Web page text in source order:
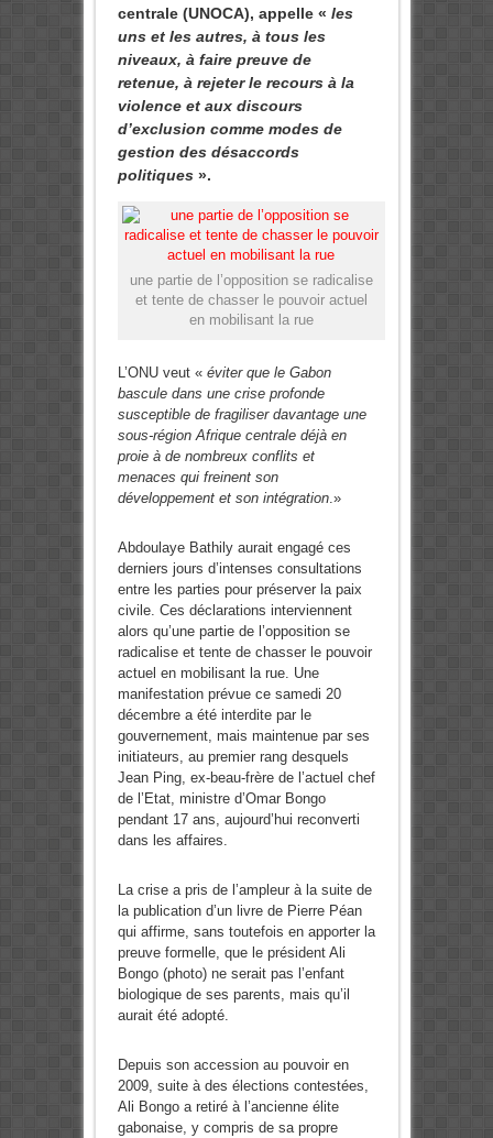
centrale (UNOCA), appelle « les
uns et les autres, à tous les
niveaux, à faire preuve de
retenue, à rejeter le recours à la
violence et aux discours
d’exclusion comme modes de
gestion des désaccords
politiques ».
une partie de l’opposition se radicalise
et tente de chasser le pouvoir actuel
en mobilisant la rue
L’ONU veut « éviter que le Gabon
bascule dans une crise profonde
susceptible de fragiliser davantage une
sous-région Afrique centrale déjà en
proie à de nombreux conflits et
menaces qui freinent son
développement et son intégration.»
Abdoulaye Bathily aurait engagé ces
derniers jours d’intenses consultations
entre les parties pour préserver la paix
civile. Ces déclarations interviennent
alors qu’une partie de l’opposition se
radicalise et tente de chasser le pouvoir
actuel en mobilisant la rue. Une
manifestation prévue ce samedi 20
décembre a été interdite par le
gouvernement, mais maintenue par ses
initiateurs, au premier rang desquels
Jean Ping, ex-beau-frère de l’actuel chef
de l’Etat, ministre d’Omar Bongo
pendant 17 ans, aujourd’hui reconverti
dans les affaires.
La crise a pris de l’ampleur à la suite de
la publication d’un livre de Pierre Péan
qui affirme, sans toutefois en apporter la
preuve formelle, que le président Ali
Bongo (photo) ne serait pas l’enfant
biologique de ses parents, mais qu’il
aurait été adopté.
Depuis son accession au pouvoir en
2009, suite à des élections contestées,
Ali Bongo a retiré à l’ancienne élite
gabonaise, y compris de sa propre